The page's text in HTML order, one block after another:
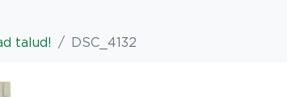
talud! DSC_4132